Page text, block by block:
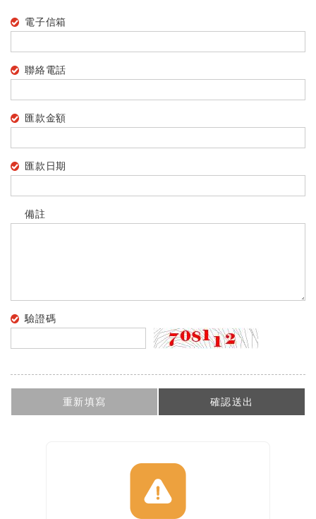
電子信箱
聯絡電話
匯款金額
匯款日期
備註
驗證碼
重新填寫 確認送出